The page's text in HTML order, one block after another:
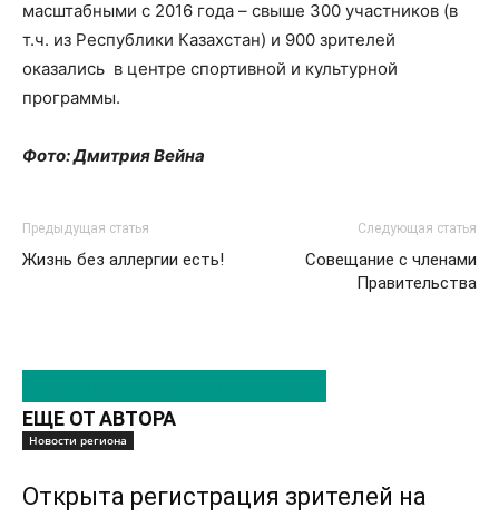
масштабными с 2016 года – свыше 300 участников (в
т.ч. из Республики Казахстан) и 900 зрителей
оказались в центре спортивной и культурной
программы.
Фото: Дмитрия Вейна
Предыдущая статья
Жизнь без аллергии есть!
Следующая статья
Совещание с членами
Правительства
ЕЩЕ ОТ АВТОРА
Новости региона
Открыта регистрация зрителей на